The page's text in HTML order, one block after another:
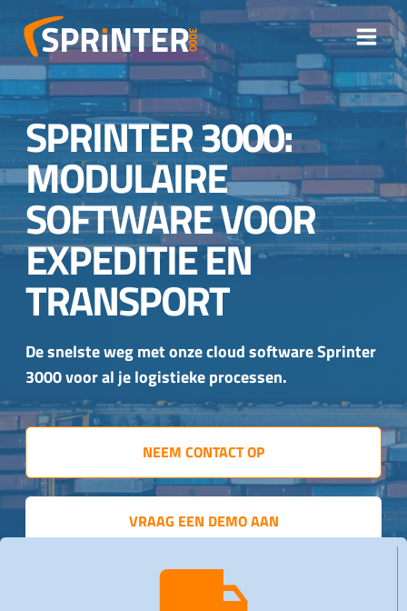
Doorgaan
naar
inhoud
SPRINTER 3000:
MODULAIRE
SOFTWARE VOOR
EXPEDITIE EN
TRANSPORT
De snelste weg met onze cloud software Sprinter
3000 voor al je logistieke processen.
NEEM CONTACT OP
VRAAG EEN DEMO AAN